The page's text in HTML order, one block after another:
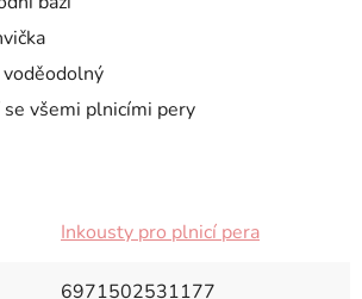
všemi plnicími pery
Inkousty pro plnicí pera
6971502531177